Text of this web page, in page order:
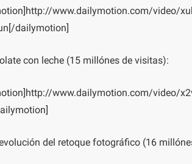
www.dailymotion.com/video/
dailymotion]
con leche (15 millónes de visitas):
www.dailymotion.com/video/
del retoque fotográfico (16